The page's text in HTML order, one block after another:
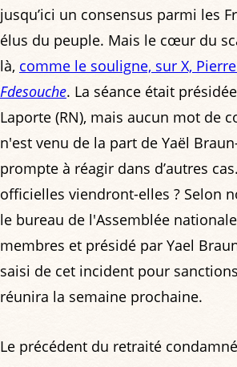
jusqu’ici un consensus parmi les
élus du peuple. Mais le cœur du
là, comme le souligne, sur X,
Fdesouche. La séance était
Laporte (RN), mais aucun mot de
n'est venu de la part de Yaël
prompte à réagir dans d’autres
officielles viendront-elles ? Selon
le bureau de l'Assemblée
membres et présidé par Yael
saisi de cet incident pour
réunira la semaine prochaine.
Le précédent du retraité condamné